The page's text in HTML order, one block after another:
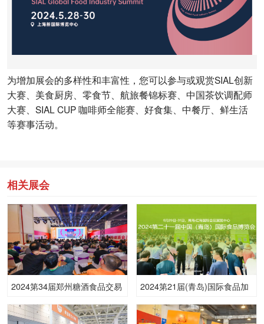
为增加展会的多样性和丰富性，您可以参与或观赏SIAL创新
大赛、美食厨房、零食节、航旅餐锦标赛、中国茶饮调配师
大赛、SIAL CUP 咖啡师全能赛、好食集、中餐厅、鲜生活
等赛事活动。
相关展会
2024第34届郑州糖酒食品交易
2024第21届(青岛)国际食品加